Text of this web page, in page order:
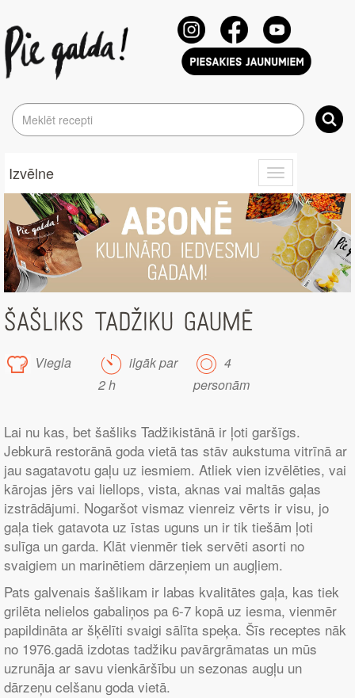
Toggle
navigation
Izvēlne
ŠAŠLIKS TADŽIKU GAUMĒ
Viegla
ilgāk par
2 h
4
personām
Lai nu kas, bet šašliks Tadžikistānā ir ļoti garšīgs.
Jebkurā restorānā goda vietā tas stāv aukstuma vitrīnā ar
jau sagatavotu gaļu uz iesmiem. Atliek vien izvēlēties, vai
kārojas jērs vai liellops, vista, aknas vai maltās gaļas
izstrādājumi. Nogaršot vismaz vienreiz vērts ir visu, jo
gaļa tiek gatavota uz īstas uguns un ir tik tiešām ļoti
sulīga un garda. Klāt vienmēr tiek servēti asorti no
svaigiem un marinētiem dārzeņiem un augļiem.
Pats galvenais šašlikam ir labas kvalitātes gaļa, kas tiek
grilēta nelielos gabaliņos pa 6-7 kopā uz iesma, vienmēr
papildināta ar šķēlīti svaigi sālīta speķa. Šīs receptes nāk
no 1976.gadā izdotas tadžiku pavārgrāmatas un mūs
uzrunāja ar savu vienkāršību un sezonas augļu un
dārzeņu celšanu goda vietā.